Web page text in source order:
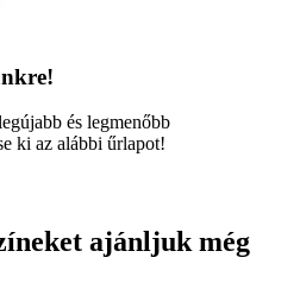
és legmenőbb
ki az alábbi űrlapot!
ajánljuk még